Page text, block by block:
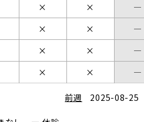
前週 2025-08-25